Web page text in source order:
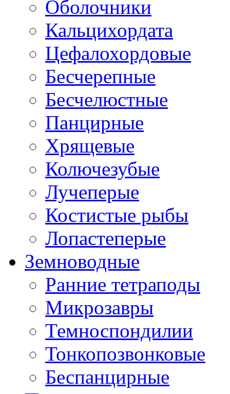
Оболочники
Кальцихордата
Цефалохордовые
Бесчерепные
Бесчелюстные
Панцирные
Хрящевые
Колючезубые
Лучеперые
Костистые рыбы
Лопастеперые
Земноводные
Ранние тетраподы
Микрозавры
Темноспондилии
Тонкопозвонковые
Беспанцирные